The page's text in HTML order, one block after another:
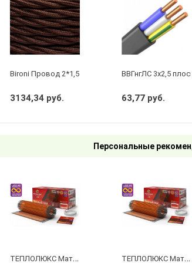
Bironi Провод 2*1,5 Коричневый (глянец) (цена за
3134,34 руб.
ВВГнгЛС 3x2,5
63,77 руб.
Персональные
Т
ЕПЛОЛЮКС Мат нагревательный ProfiMat 270 Вт/1,5 кв.м Т
ЕПЛОЛЮКС Мат нагревательный ProfiMat 360 Вт/2,0 кв.м